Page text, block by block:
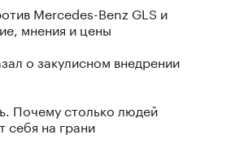
Mercedes-Benz GLS и
мнения и цены
о закулисном внедрении
Почему столько людей
себя на грани